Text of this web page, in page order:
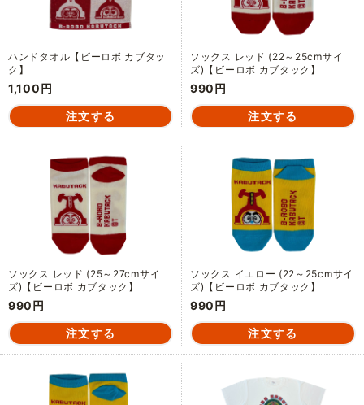
ハンドタオル【ビーロボ カブタッ
ク】
1,100円
ソックス レッド (22～25cmサイ
ズ)【ビーロボ カブタック】
990円
ソックス レッド (25～27cmサイ
ズ)【ビーロボ カブタック】
990円
ソックス イエロー (22～25cmサイ
ズ)【ビーロボ カブタック】
990円